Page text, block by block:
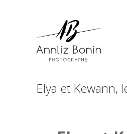
Elya et Kewann,